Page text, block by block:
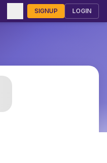
SIGNUP LOGIN